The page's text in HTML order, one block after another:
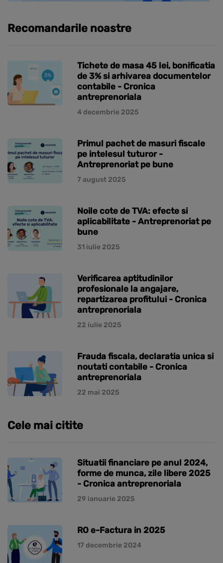
Recomandarile noastre
Tichete de masa 45 lei, bonificatia
de 3% si arhivarea documentelor
contabile - Cronica
antreprenoriala
4 decembrie 2025
Primul pachet de masuri fiscale
pe intelesul tuturor -
Antreprenoriat pe bune
7 august 2025
Noile cote de TVA: efecte si
aplicabilitate - Antreprenoriat pe
bune
31 iulie 2025
Verificarea aptitudinilor
profesionale la angajare,
repartizarea profitului - Cronica
antreprenoriala
22 iulie 2025
Frauda fiscala, declaratia unica si
noutati contabile - Cronica
antreprenoriala
22 mai 2025
Cele mai citite
Situatii financiare pe anul 2024,
forme de munca, zile libere 2025
- Cronica antreprenoriala
29 ianuarie 2025
RO e-Factura in 2025
17 decembrie 2024